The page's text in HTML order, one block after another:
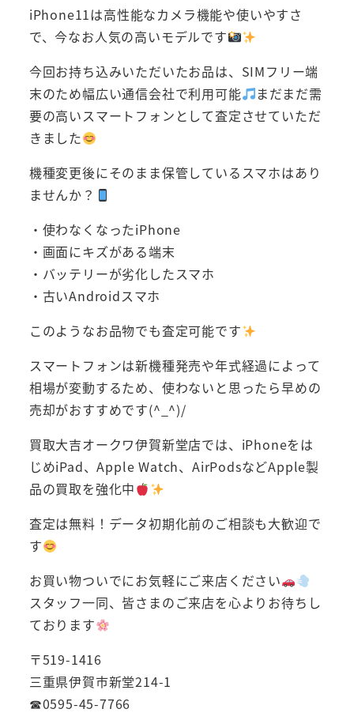
iPhone11は高性能なカメラ機能や使いやすさ
で、今なお人気の高いモデルです
今回お持ち込みいただいたお品は、SIMフリー端
末のため幅広い通信会社で利用可能
まだまだ需
要の高いスマートフォンとして査定させていただ
きました
機種変更後にそのまま保管しているスマホはあり
ませんか？
・使わなくなったiPhone
・画面にキズがある端末
・バッテリーが劣化したスマホ
・古いAndroidスマホ
このようなお品物でも査定可能です
スマートフォンは新機種発売や年式経過によって
相場が変動するため、使わないと思ったら早めの
売却がおすすめです(^_^)/
買取大吉オークワ伊賀新堂店では、iPhoneをは
じめiPad、Apple Watch、AirPodsなどApple製
品の買取を強化中
査定は無料！データ初期化前のご相談も大歓迎で
す
お買い物ついでにお気軽にご来店ください
スタッフ一同、皆さまのご来店を心よりお待ちし
ております
〒519-1416
三重県伊賀市新堂214-1
☎0595-45-7766